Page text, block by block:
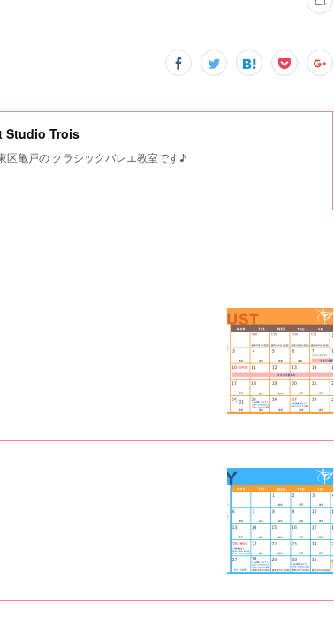
Studio Trois
区亀戸の クラシックバレエ教室です♪